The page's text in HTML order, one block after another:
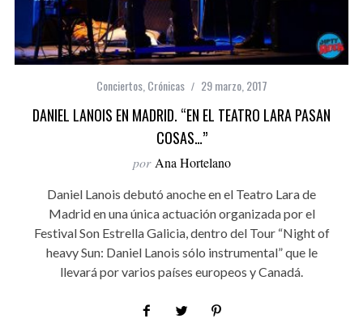
Conciertos, Crónicas 29 marzo, 2017
DANIEL LANOIS EN MADRID. “EN EL TEATRO LARA PASAN
COSAS…”
por Ana Hortelano
Daniel Lanois debutó anoche en el Teatro Lara de
Madrid en una única actuación organizada por el
Festival Son Estrella Galicia, dentro del Tour “Night of
heavy Sun: Daniel Lanois sólo instrumental” que le
llevará por varios países europeos y Canadá.